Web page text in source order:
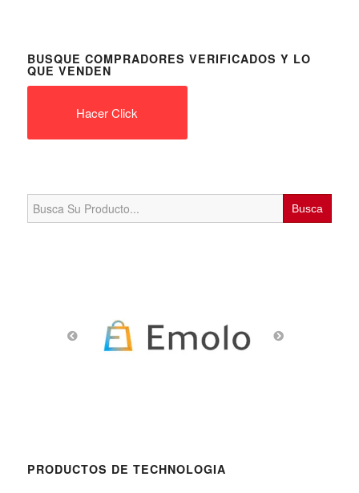
BUSQUE COMPRADORES VERIFICADOS Y LO
QUE VENDEN
Hacer Click
Search
for:
PRODUCTOS DE TECHNOLOGIA